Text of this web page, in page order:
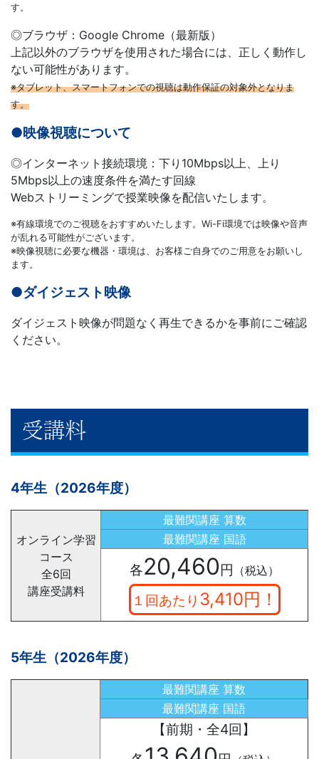
す。
◎ブラウザ：Google Chrome（最新版）
上記以外のブラウザを使用された場合には、正しく動作し
ない可能性があります。
※タブレット、スマートフォンでの視聴は動作保証の対象外となりま
す。
●映像視聴について
◎インターネット接続環境：下り10Mbps以上、上り
5Mbps以上の速度条件を満たす回線
Webストリーミングで授業映像を配信いたします。
※有線環境でのご視聴をおすすめいたします。Wi-Fi環境では映像や音声
が乱れる可能性がございます。
※映像視聴に必要な機器・環境は、お客様ご自身でのご用意をお願いし
ます。
●ダイジェスト映像
ダイジェスト映像が問題なく再生できるかを事前にご確認
ください。
受講料
4年生（2026年度）
オンライン学習
コース
全6回
講座受講料
最難関講座 算数
最難関講座 国語
各20,460円 （税込）
１回あたり 3,410円！
5年生 （2026年度）
最難関講座 算数
最難関講座 国語
【前期・全4回】